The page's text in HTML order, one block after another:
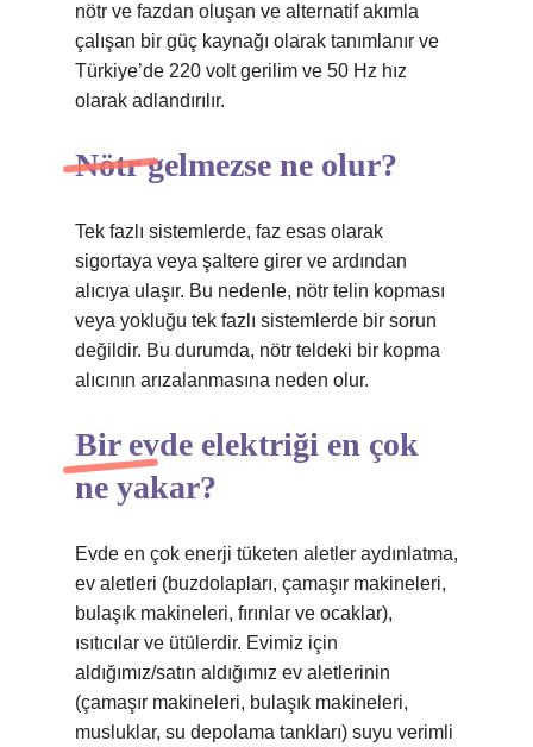
nötr ve fazdan oluşan ve alternatif akımla
çalışan bir güç kaynağı olarak tanımlanır ve
Türkiye’de 220 volt gerilim ve 50 Hz hız
olarak adlandırılır.
Nötr gelmezse ne olur?
Tek fazlı sistemlerde, faz esas olarak
sigortaya veya şaltere girer ve ardından
alıcıya ulaşır. Bu nedenle, nötr telin kopması
veya yokluğu tek fazlı sistemlerde bir sorun
değildir. Bu durumda, nötr teldeki bir kopma
alıcının arızalanmasına neden olur.
Bir evde elektriği en çok
ne yakar?
Evde en çok enerji tüketen aletler aydınlatma,
ev aletleri (buzdolapları, çamaşır makineleri,
bulaşık makineleri, fırınlar ve ocaklar),
ısıtıcılar ve ütülerdir. Evimiz için
aldığımız/satın aldığımız ev aletlerinin
(çamaşır makineleri, bulaşık makineleri,
musluklar, su depolama tankları) suyu verimli